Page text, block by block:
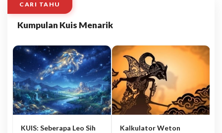
CARI TAHU
Kumpulan Kuis Menarik
KUIS: Seberapa Leo Sih
Kalkulator Weton